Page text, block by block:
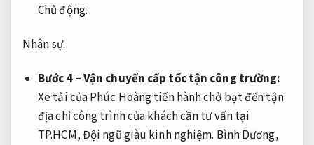
Chủ động.
Nhân sự.
Bước 4 – Vận chuyển cấp tốc tận công trường:
Xe tải của Phúc Hoàng tiến hành chở bạt đến tận
địa chỉ công trình của khách cần tư vấn tại
TP.HCM,Đội ngũ giàu kinh nghiệm. Bình Dương,